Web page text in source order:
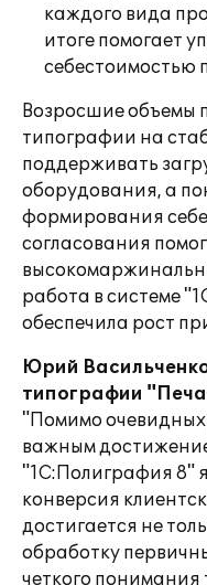
каждого вида
итоге помогает
себестоимостью
Возросшие объемы
типографии на
поддерживать
оборудования, а
формирования
согласования
работа в системе
обеспечила рост
Юрий
типографии
"Помимо очевидных
важным
"1С:Полиграфия 8"
конверсия
достигается не
обработку
четкого понимания